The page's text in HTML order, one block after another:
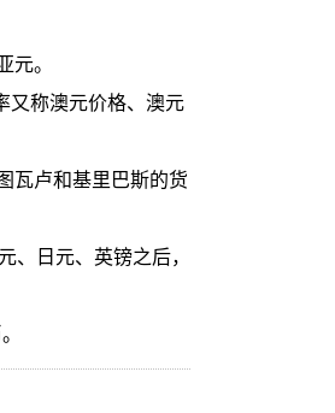
元。
又称澳元价格、澳元
瓦卢和基里巴斯的货
、日元、英镑之后，